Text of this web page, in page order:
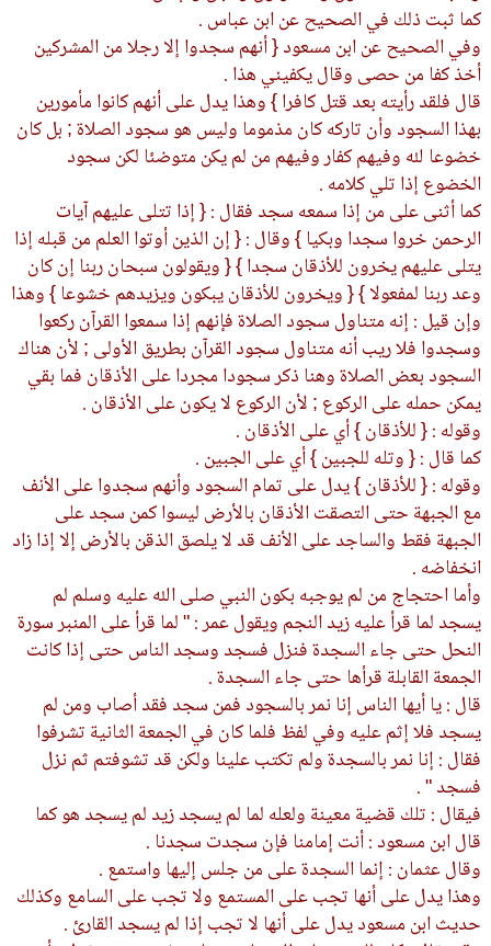
كما ثبت ذلك في الصحيح عن ابن عباس .
وفي الصحيح عن ابن مسعود { أنهم سجدوا إلا رجلا من المشركين
أخذ كفا من حصى وقال يكفيني هذا .
قال فلقد رأيته بعد قتل كافرا } وهذا يدل على أنهم كانوا مأمورين
بهذا السجود وأن تاركه كان مذموما وليس هو سجود الصلاة ; بل كان
خضوعا لله وفيهم كفار وفيهم من لم يكن متوضئا لكن سجود
الخضوع إذا تلي كلامه .
كما أثنى على من إذا سمعه سجد فقال : { إذا تتلى عليهم آيات
الرحمن خروا سجدا وبكيا } وقال : { إن الذين أوتوا العلم من قبله إذا
يتلى عليهم يخرون للأذقان سجدا } { ويقولون سبحان ربنا إن كان
وعد ربنا لمفعولا } { ويخرون للأذقان يبكون ويزيدهم خشوعا } وهذا
وإن قيل : إنه متناول سجود الصلاة فإنهم إذا سمعوا القرآن ركعوا
وسجدوا فلا ريب أنه متناول سجود القرآن بطريق الأولى ; لأن هناك
السجود بعض الصلاة وهنا ذكر سجودا مجردا على الأذقان فما بقي
يمكن حمله على الركوع ; لأن الركوع لا يكون على الأذقان .
وقوله : { للأذقان } أي على الأذقان .
كما قال : { وتله للجبين } أي على الجبين .
وقوله : { للأذقان } يدل على تمام السجود وأنهم سجدوا على الأنف
مع الجبهة حتى التصقت الأذقان بالأرض ليسوا كمن سجد على
الجبهة فقط والساجد على الأنف قد لا يلصق الذقن بالأرض إلا إذا زاد
انخفاضه .
وأما احتجاج من لم يوجبه بكون النبي صلى الله عليه وسلم لم
يسجد لما قرأ عليه زيد النجم ويقول عمر : " لما قرأ على المنبر سورة
النحل حتى جاء السجدة فنزل فسجد وسجد الناس حتى إذا كانت
الجمعة القابلة قرأها حتى جاء السجدة .
قال : يا أيها الناس إنا نمر بالسجود فمن سجد فقد أصاب ومن لم
يسجد فلا إثم عليه وفي لفظ فلما كان في الجمعة الثانية تشرفوا
فقال : إنا نمر بالسجدة ولم تكتب علينا ولكن قد تشوفتم ثم نزل
فسجد " .
فيقال : تلك قضية معينة ولعله لما لم يسجد زيد لم يسجد هو كما
قال ابن مسعود : أنت إمامنا فإن سجدت سجدنا .
وقال عثمان : إنما السجدة على من جلس إليها واستمع .
وهذا يدل على أنها تجب على المستمع ولا تجب على السامع وكذلك
حديث ابن مسعود يدل على أنها لا تجب إذا لم يسجد القارئ .